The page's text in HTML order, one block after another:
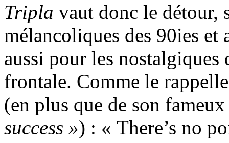
Tripla vaut donc le détour,
mélancoliques des 90ies et
aussi pour les nostalgiques
frontale. Comme le
(en plus que de son
success ») : « There’s no